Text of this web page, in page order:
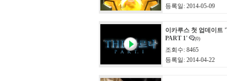
등록일: 2014-05-09
이카루스 첫 업데이트
PART 1'
(0)
조회수: 8465
등록일: 2014-04-22